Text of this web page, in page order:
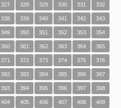
327 328 329 330 331 332
338 339 340 341 342 343
349 350 351 352 353 354
360 361 362 363 364 365
371 372 373 374 375 376
382 383 384 385 386 387
393 394 395 396 397 398
404 405 406 407 408 409